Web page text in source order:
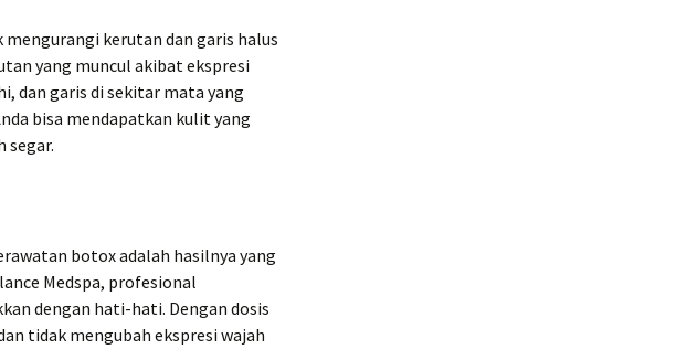
kerutan dan garis halus
yang muncul akibat ekspresi
dan garis di sekitar mata yang
bisa mendapatkan kulit yang
segar.
botox adalah hasilnya yang
Medspa, profesional
dengan hati-hati. Dengan dosis
tidak mengubah ekspresi wajah